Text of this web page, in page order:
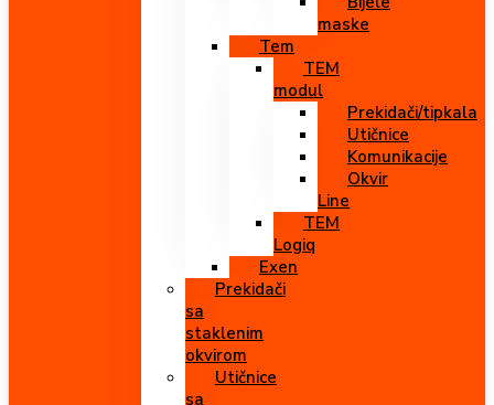
maske
Tem
TEM
modul
Prekidači/tipkala
Utičnice
Komunikacije
Okvir
Line
TEM
Logiq
Exen
Prekidači
sa
staklenim
okvirom
Utičnice
sa